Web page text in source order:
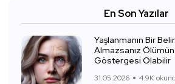
En Son Yazılar
Yaşlanmanın Bir
Almazsanız
Göstergesi Olabilir
31.05.2026 4.9K